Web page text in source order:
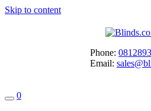
Skip to content
Phone:
Email:
0